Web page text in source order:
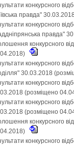
конкурсного
правда"
конкурсного
правда"
конкурсного
конкурсного
30.03.2018
конкурсного
(розміщено
конкурсного
(розміщено
конкурсного
конкурсного